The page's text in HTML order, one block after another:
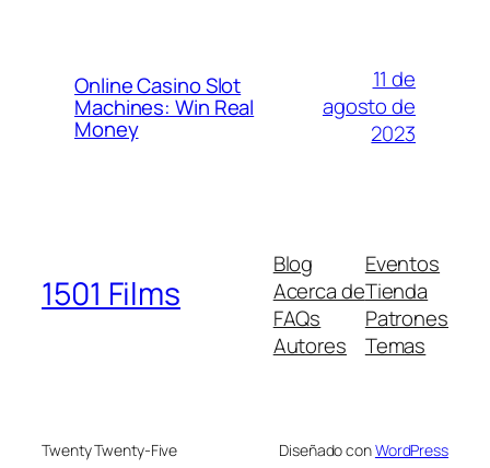
Online Casino Slot
Machines: Win Real
Money
11 de
agosto de
2023
1501 Films
Blog
Acerca de
FAQs
Autores
Eventos
Tienda
Patrones
Temas
Twenty Twenty-Five Diseñado conWordPress